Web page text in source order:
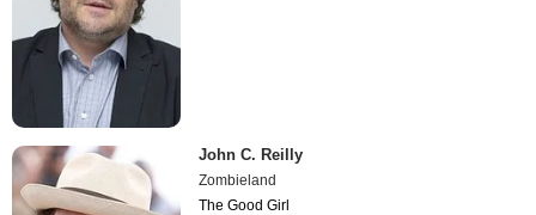
John C. Reilly
Zombieland
The Good Girl